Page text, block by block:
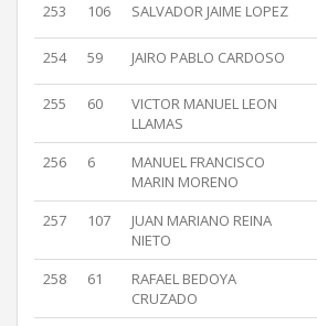
253 106 SALVADOR JAIME LOPEZ
254 59 JAIRO PABLO CARDOSO
255 60
VICTOR MANUEL LEON
LLAMAS
256 6
MANUEL FRANCISCO
MARIN MORENO
257 107
JUAN MARIANO REINA
NIETO
258 61
RAFAEL BEDOYA
CRUZADO